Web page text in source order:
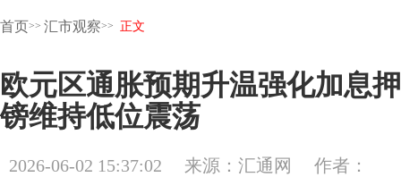
首页>> 汇市观察>> 正文
欧元区通胀预期升温强化加息
镑维持低位震荡
2026-06-02 15:37:02 来源：汇通网 作者：